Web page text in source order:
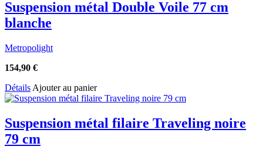
Suspension métal Double Voile 77 cm
blanche
Metropolight
154,90 €
Détails Ajouter au panier
Suspension métal filaire Traveling noire
79 cm